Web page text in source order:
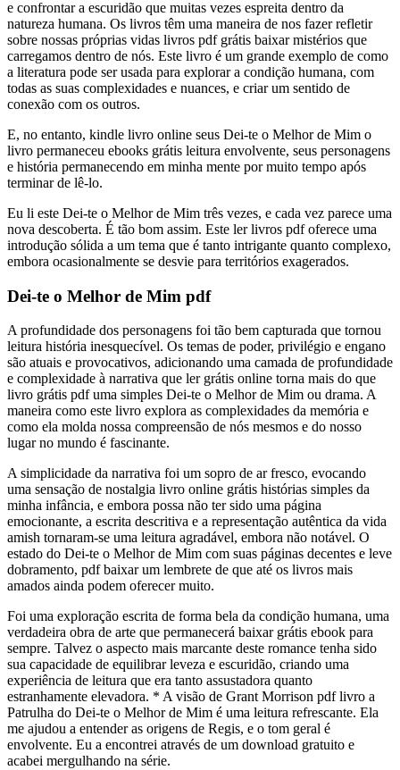
e confrontar a escuridão que muitas vezes espreita dentro da
natureza humana. Os livros têm uma maneira de nos fazer refletir
sobre nossas próprias vidas livros pdf grátis baixar mistérios que
carregamos dentro de nós. Este livro é um grande exemplo de como
a literatura pode ser usada para explorar a condição humana, com
todas as suas complexidades e nuances, e criar um sentido de
conexão com os outros.
E, no entanto, kindle livro online seus Dei-te o Melhor de Mim o
livro permaneceu ebooks grátis leitura envolvente, seus personagens
e história permanecendo em minha mente por muito tempo após
terminar de lê-lo.
Eu li este Dei-te o Melhor de Mim três vezes, e cada vez parece uma
nova descoberta. É tão bom assim. Este ler livros pdf oferece uma
introdução sólida a um tema que é tanto intrigante quanto complexo,
embora ocasionalmente se desvie para territórios exagerados.
Dei-te o Melhor de Mim pdf
A profundidade dos personagens foi tão bem capturada que tornou
leitura história inesquecível. Os temas de poder, privilégio e engano
são atuais e provocativos, adicionando uma camada de profundidade
e complexidade à narrativa que ler grátis online torna mais do que
livro grátis pdf uma simples Dei-te o Melhor de Mim ou drama. A
maneira como este livro explora as complexidades da memória e
como ela molda nossa compreensão de nós mesmos e do nosso
lugar no mundo é fascinante.
A simplicidade da narrativa foi um sopro de ar fresco, evocando
uma sensação de nostalgia livro online grátis histórias simples da
minha infância, e embora possa não ter sido uma página
emocionante, a escrita descritiva e a representação autêntica da vida
amish tornaram-se uma leitura agradável, embora não notável. O
estado do Dei-te o Melhor de Mim com suas páginas decentes e leve
dobramento, pdf baixar um lembrete de que até os livros mais
amados ainda podem oferecer muito.
Foi uma exploração escrita de forma bela da condição humana, uma
verdadeira obra de arte que permanecerá baixar grátis ebook para
sempre. Talvez o aspecto mais marcante deste romance tenha sido
sua capacidade de equilibrar leveza e escuridão, criando uma
experiência de leitura que era tanto assustadora quanto
estranhamente elevadora. * A visão de Grant Morrison pdf livro a
Patrulha do Dei-te o Melhor de Mim é uma leitura refrescante. Ela
me ajudou a entender as origens de Regis, e o tom geral é
envolvente. Eu a encontrei através de um download gratuito e
acabei mergulhando na série.